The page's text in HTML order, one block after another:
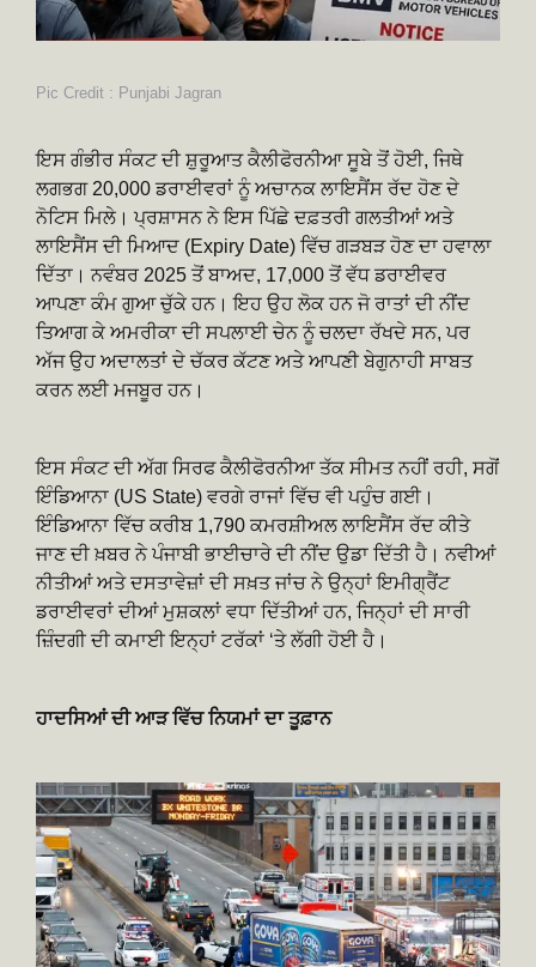
Pic Credit : Punjabi Jagran
ਇਸ ਗੰਭੀਰ ਸੰਕਟ ਦੀ ਸ਼ੁਰੂਆਤ ਕੈਲੀਫੋਰਨੀਆ ਸੂਬੇ ਤੋਂ ਹੋਈ, ਜਿਥੇ
ਲਗਭਗ 20,000 ਡਰਾਈਵਰਾਂ ਨੂੰ ਅਚਾਨਕ ਲਾਇਸੈਂਸ ਰੱਦ ਹੋਣ ਦੇ
ਨੋਟਿਸ ਮਿਲੇ। ਪ੍ਰਸ਼ਾਸਨ ਨੇ ਇਸ ਪਿੱਛੇ ਦਫ਼ਤਰੀ ਗਲਤੀਆਂ ਅਤੇ
ਲਾਇਸੈਂਸ ਦੀ ਮਿਆਦ (Expiry Date) ਵਿੱਚ ਗੜਬੜ ਹੋਣ ਦਾ ਹਵਾਲਾ
ਦਿੱਤਾ। ਨਵੰਬਰ 2025 ਤੋਂ ਬਾਅਦ, 17,000 ਤੋਂ ਵੱਧ ਡਰਾਈਵਰ
ਆਪਣਾ ਕੰਮ ਗੁਆ ਚੁੱਕੇ ਹਨ। ਇਹ ਉਹ ਲੋਕ ਹਨ ਜੋ ਰਾਤਾਂ ਦੀ ਨੀਂਦ
ਤਿਆਗ ਕੇ ਅਮਰੀਕਾ ਦੀ ਸਪਲਾਈ ਚੇਨ ਨੂੰ ਚਲਦਾ ਰੱਖਦੇ ਸਨ, ਪਰ
ਅੱਜ ਉਹ ਅਦਾਲਤਾਂ ਦੇ ਚੱਕਰ ਕੱਟਣ ਅਤੇ ਆਪਣੀ ਬੇਗੁਨਾਹੀ ਸਾਬਤ
ਕਰਨ ਲਈ ਮਜਬੂਰ ਹਨ।
ਇਸ ਸੰਕਟ ਦੀ ਅੱਗ ਸਿਰਫ ਕੈਲੀਫੋਰਨੀਆ ਤੱਕ ਸੀਮਤ ਨਹੀਂ ਰਹੀ, ਸਗੋਂ
ਇੰਡਿਆਨਾ (US State) ਵਰਗੇ ਰਾਜਾਂ ਵਿੱਚ ਵੀ ਪਹੁੰਚ ਗਈ।
ਇੰਡਿਆਨਾ ਵਿੱਚ ਕਰੀਬ 1,790 ਕਮਰਸ਼ੀਅਲ ਲਾਇਸੈਂਸ ਰੱਦ ਕੀਤੇ
ਜਾਣ ਦੀ ਖ਼ਬਰ ਨੇ ਪੰਜਾਬੀ ਭਾਈਚਾਰੇ ਦੀ ਨੀਂਦ ਉਡਾ ਦਿੱਤੀ ਹੈ। ਨਵੀਆਂ
ਨੀਤੀਆਂ ਅਤੇ ਦਸਤਾਵੇਜ਼ਾਂ ਦੀ ਸਖ਼ਤ ਜਾਂਚ ਨੇ ਉਨ੍ਹਾਂ ਇਮੀਗ੍ਰੈਂਟ
ਡਰਾਈਵਰਾਂ ਦੀਆਂ ਮੁਸ਼ਕਲਾਂ ਵਧਾ ਦਿੱਤੀਆਂ ਹਨ, ਜਿਨ੍ਹਾਂ ਦੀ ਸਾਰੀ
ਜ਼ਿੰਦਗੀ ਦੀ ਕਮਾਈ ਇਨ੍ਹਾਂ ਟਰੱਕਾਂ ‘ਤੇ ਲੱਗੀ ਹੋਈ ਹੈ।
ਹਾਦਸਿਆਂ ਦੀ ਆੜ ਵਿੱਚ ਨਿਯਮਾਂ ਦਾ ਤੂਫ਼ਾਨ